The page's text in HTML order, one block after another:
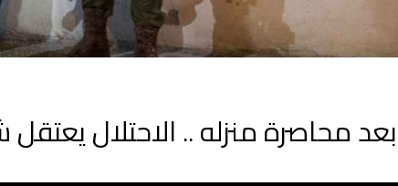
بعد محاصرة منزله .. الاحتلال